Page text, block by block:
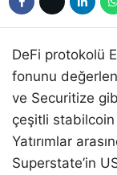
DeFi protokolü
fonunu
ve Securitize
çeşitli stabilcoin
Yatırımlar
Superstate’in